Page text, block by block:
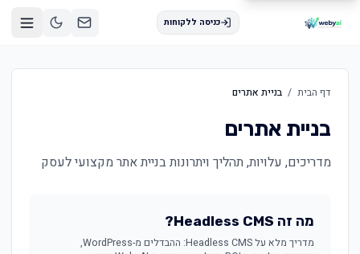
כניסה ללקוחות
דף הבית / בניית אתרים
בניית אתרים
מדריכים, עלויות, תהליך ויתרונות בניית אתר מקצועי לעסק
מה זה Headless CMS?
מדריך מלא על Headless CMS: ההבדלים מ-WordPress,